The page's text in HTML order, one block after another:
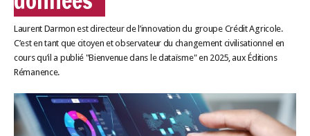
LES GUIDES PRATIQUES
LES BASES
L'ESPACE EMPLOII
TEST 4
LES LIVRES TEST5
LES SUPPLÉMENTS
Laurent Darmon est directeur de l’innovation du groupe Crédit Agricole.
C’est en tant que citoyen et observateur du changement civilisationnel en
cours qu’il a publié "Bienvenue dans le dataïsme" en 2025, aux Éditions
Rémanence.